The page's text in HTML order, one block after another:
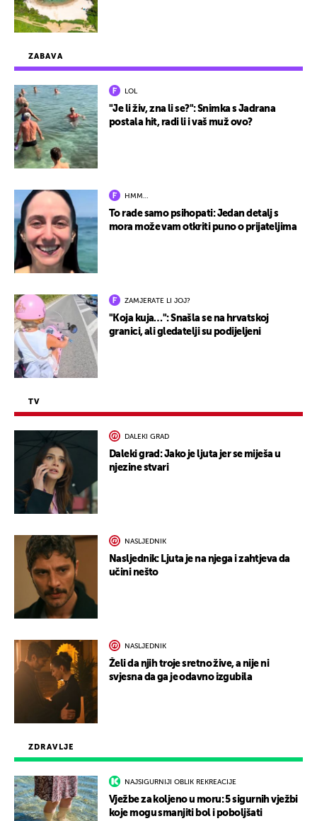
ZDRAVLJE
NAJSIGURNIJI OBLIK REKREACIJE
Vježbe za koljeno u moru: 5 sigurnih vježbi
koje mogu smanjiti bol i poboljšati
ZABAVA
LOL
"Je li živ, zna li se?": Snimka s Jadrana
postala hit, radi li i vaš muž ovo?
HMM…
To rade samo psihopati: Jedan detalj s
mora može vam otkriti puno o prijateljima
ZAMJERATE LI JOJ?
"Koja kuja…": Snašla se na hrvatskoj
granici, ali gledatelji su podijeljeni
TV
DALEKI GRAD
Daleki grad: Jako je ljuta jer se miješa u
njezine stvari
NASLJEDNIK
Nasljednik: Ljuta je na njega i zahtjeva da
učini nešto
NASLJEDNIK
Želi da njih troje sretno žive, a nije ni
svjesna da ga je odavno izgubila